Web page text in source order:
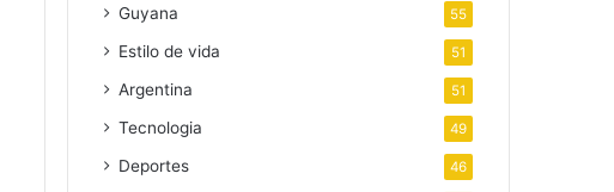
Guyana 55
Estilo de vida 51
Argentina 51
Tecnologia 49
Deportes 46